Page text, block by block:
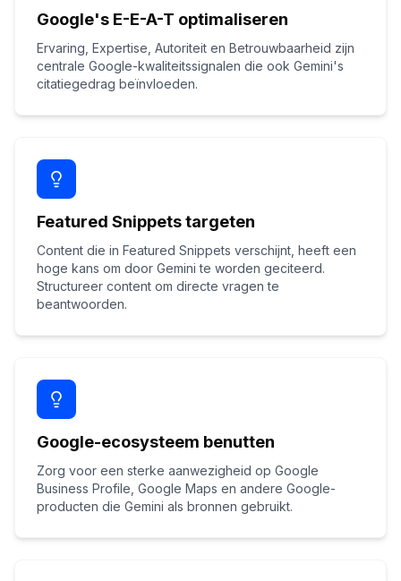
Google's E-E-A-T optimaliseren
Ervaring, Expertise, Autoriteit en Betrouwbaarheid zijn
centrale Google-kwaliteitssignalen die ook Gemini's
citatiegedrag beïnvloeden.
Featured Snippets targeten
Content die in Featured Snippets verschijnt, heeft een
hoge kans om door Gemini te worden geciteerd.
Structureer content om directe vragen te
beantwoorden.
Google-ecosysteem benutten
Zorg voor een sterke aanwezigheid op Google
Business Profile, Google Maps en andere Google-
producten die Gemini als bronnen gebruikt.